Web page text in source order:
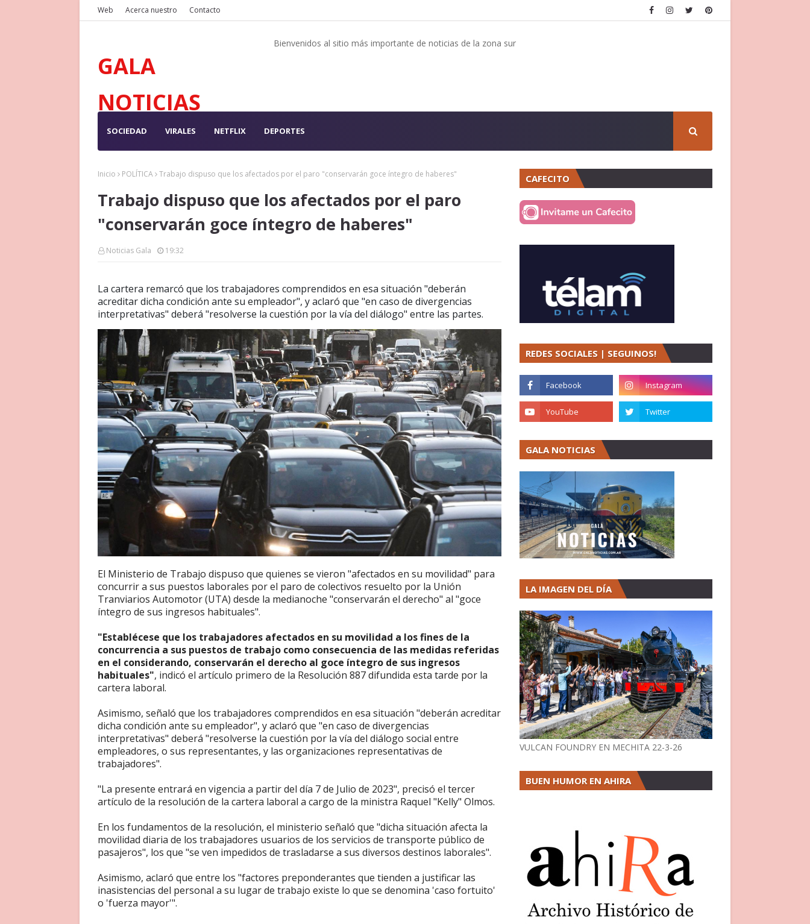
Web Acerca nuestro Contacto
GALA
NOTICIAS
Bienvenidos al sitio más importante de noticias de la zona sur
SOCIEDAD VIRALES NETFLIX DEPORTES
Inicio POLÍTICA Trabajo dispuso que los afectados por el paro "conservarán goce íntegro de haberes"
Trabajo dispuso que los afectados por el paro
"conservarán goce íntegro de haberes"
Noticias Gala 19:32
La cartera remarcó que los trabajadores comprendidos en esa situación "deberán
acreditar dicha condición ante su empleador", y aclaró que "en caso de divergencias
interpretativas" deberá "resolverse la cuestión por la vía del diálogo" entre las partes.
El Ministerio de Trabajo dispuso que quienes se vieron "afectados en su movilidad" para
concurrir a sus puestos laborales por el paro de colectivos resuelto por la Unión
Tranviarios Automotor (UTA) desde la medianoche "conservarán el derecho" al "goce
íntegro de sus ingresos habituales".
"Establécese que los trabajadores afectados en su movilidad a los fines de la
concurrencia a sus puestos de trabajo como consecuencia de las medidas referidas
en el considerando, conservarán el derecho al goce íntegro de sus ingresos
habituales", indicó el artículo primero de la Resolución 887 difundida esta tarde por la
cartera laboral.
Asimismo, señaló que los trabajadores comprendidos en esa situación "deberán acreditar
dicha condición ante su empleador", y aclaró que "en caso de divergencias
interpretativas" deberá "resolverse la cuestión por la vía del diálogo social entre
empleadores, o sus representantes, y las organizaciones representativas de
trabajadores".
"La presente entrará en vigencia a partir del día 7 de Julio de 2023", precisó el tercer
artículo de la resolución de la cartera laboral a cargo de la ministra Raquel "Kelly" Olmos.
En los fundamentos de la resolución, el ministerio señaló que "dicha situación afecta la
movilidad diaria de los trabajadores usuarios de los servicios de transporte público de
pasajeros", los que "se ven impedidos de trasladarse a sus diversos destinos laborales".
Asimismo, aclaró que entre los "factores preponderantes que tienden a justificar las
inasistencias del personal a su lugar de trabajo existe lo que se denomina 'caso fortuito'
o 'fuerza mayor'".
CAFECITO
REDES SOCIALES | SEGUINOS!
GALA NOTICIAS
LA IMAGEN DEL DÍA
VULCAN FOUNDRY EN MECHITA 22-3-26
BUEN HUMOR EN AHIRA